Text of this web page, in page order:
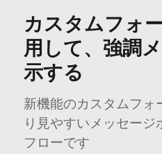
カスタムフォ
用して、強調
示する
新機能のカスタムフォ
り見やすいメッセージ
フローです